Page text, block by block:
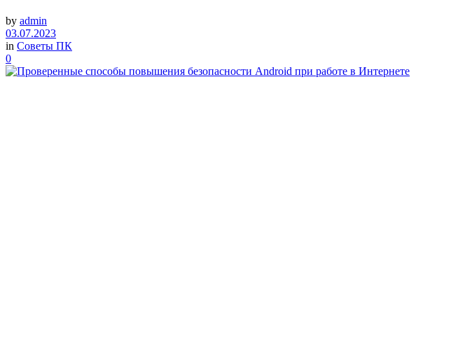
by admin
03.07.2023
in Советы ПК
0